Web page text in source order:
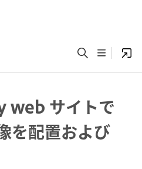
サイトで
を配置および